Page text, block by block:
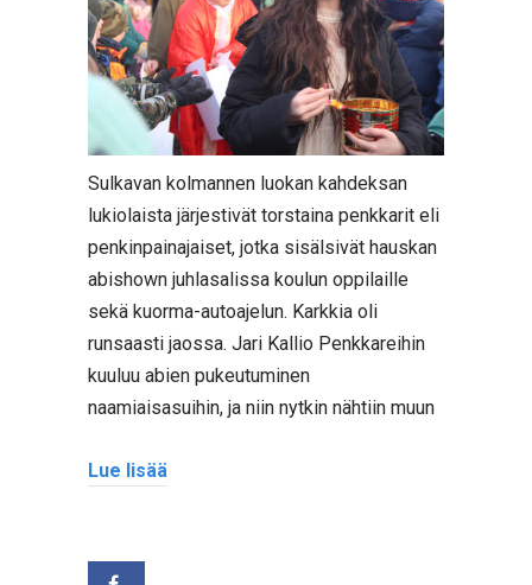
Sulkavan kolmannen luokan kahdeksan
lukiolaista järjestivät torstaina penkkarit eli
penkinpainajaiset, jotka sisälsivät hauskan
abishown juhlasalissa koulun oppilaille
sekä kuorma-autoajelun. Karkkia oli
runsaasti jaossa. Jari Kallio Penkkareihin
kuuluu abien pukeutuminen
naamiaisasuihin, ja niin nytkin nähtiin muun
Lue lisää